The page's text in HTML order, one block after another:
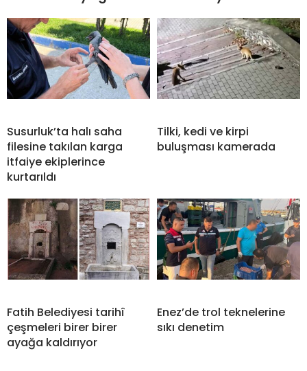
Susurluk’ta halı saha
filesine takılan karga
itfaiye ekiplerince
kurtarıldı
Tilki, kedi ve kirpi
buluşması kamerada
Fatih Belediyesi tarihî
çeşmeleri birer birer
ayağa kaldırıyor
Enez’de trol teknelerine
sıkı denetim